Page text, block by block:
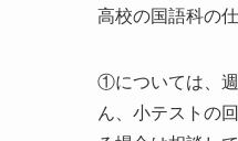
高校の国語科の
①については、
ん、小テストの